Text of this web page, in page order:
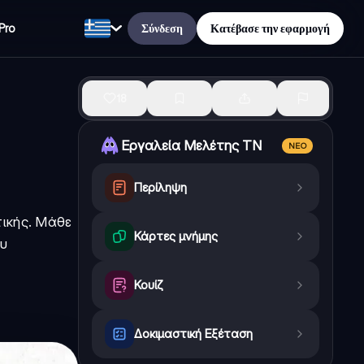
Σύνδεση Κατέβασε την εφαρμογή
Μάθε
Εργαλεία Μελέτης ΤΝ ΝΈΟ
Περίληψη
Κάρτες μνήμης
Κουίζ
Δοκιμαστική Εξέταση